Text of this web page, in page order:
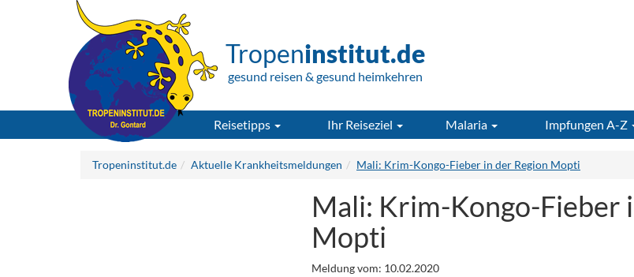
Tropeninstitut.de
gesund reisen & gesund heimkehren
Reisetipps Ihr Reiseziel Malaria Impfungen A-Z
Tropeninstitut.de Aktuelle Krankheitsmeldungen Mali: Krim-Kongo-Fieber in der Region Mopti
Mali: Krim-Kongo-Fieber
Mopti
Meldung vom: 10.02.2020